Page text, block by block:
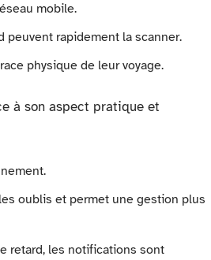
mobile.
rapidement la scanner.
physique de leur voyage.
à son aspect pratique et
oublis et permet une gestion plus
retard, les notifications sont